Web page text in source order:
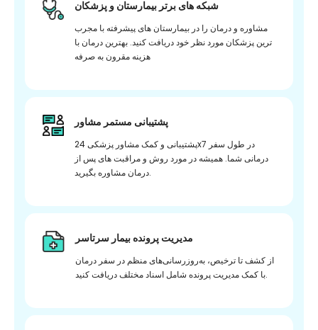
شبکه های برتر بیمارستان و پزشکان
مشاوره و درمان را در بیمارستان های پیشرفته با مجرب
ترین پزشکان مورد نظر خود دریافت کنید. بهترین درمان با
هزینه مقرون به صرفه
پشتیبانی مستمر مشاور
پشتیبانی و کمک مشاور پزشکی 24x7 در طول سفر
درمانی شما. همیشه در مورد روش و مراقبت های پس از
درمان مشاوره بگیرید.
مدیریت پرونده بیمار سرتاسر
از کشف تا ترخیص، به‌روزرسانی‌های منظم در سفر درمان
با کمک مدیریت پرونده شامل اسناد مختلف دریافت کنید.